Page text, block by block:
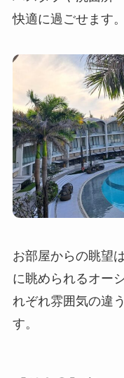
快適に過ごせます。
お部屋からの眺望
に眺められるオー
れぞれ雰囲気の違
す。